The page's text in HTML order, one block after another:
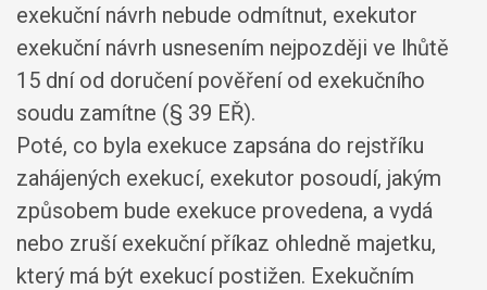
exekuční návrh nebude odmítnut, exekutor
exekuční návrh usnesením nejpozději ve lhůtě
15 dní od doručení pověření od exekučního
soudu zamítne (§ 39 EŘ).
Poté, co byla exekuce zapsána do rejstříku
zahájených exekucí, exekutor posoudí, jakým
způsobem bude exekuce provedena, a vydá
nebo zruší exekuční příkaz ohledně majetku,
který má být exekucí postižen. Exekučním